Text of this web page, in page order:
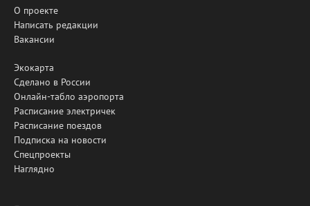
О проекте
Написать редакции
Вакансии
Экокарта
Сделано в России
Онлайн-табло аэропорта
Расписание электричек
Расписание поездов
Подписка на новости
Спецпроекты
Наглядно